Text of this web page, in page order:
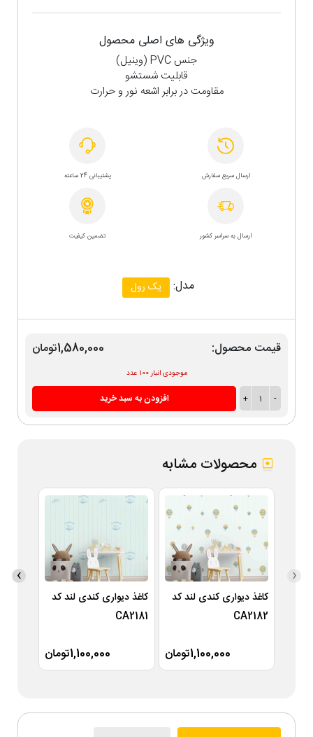
ویژگی های اصلی محصول
جنس PVC (وینیل)
قابلیت شستشو
مقاومت در برابر اشعه نور و حرارت
ارسال سریع سفارش پشتیبانی 24 ساعته
ارسال به سراسر کشور تضمین کیفیت
مدل: یک رول
قیمت محصول: 1,580,000تومان
موجودی انبار 100 عدد
-
1
+ افزودن به سبد خرید
محصولات مشابه
کاغذ دیواری کندی لند کد
CA2182
1,100,000تومان
کاغذ دیواری کندی لند کد
CA2181
1,100,000تومان
‹
›